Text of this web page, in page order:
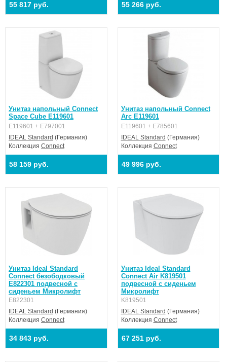
55 817 руб. 55 266 руб.
Унитаз напольный Connect
Space Cube E119601
E119601 + E797001
IDEAL Standard (Германия)
Коллекция Connect
58 159 руб.
Унитаз напольный Connect
Arc E119601
E119601 + E785601
IDEAL Standard (Германия)
Коллекция Connect
49 996 руб.
Унитаз Ideal Standard
Connect безободковый
E822301 подвесной с
сиденьем Микролифт
E822301
IDEAL Standard (Германия)
Коллекция Connect
34 843 руб.
Унитаз Ideal Standard
Connect Air K819501
подвесной с сиденьем
Микролифт
K819501
IDEAL Standard (Германия)
Коллекция Connect
67 251 руб.